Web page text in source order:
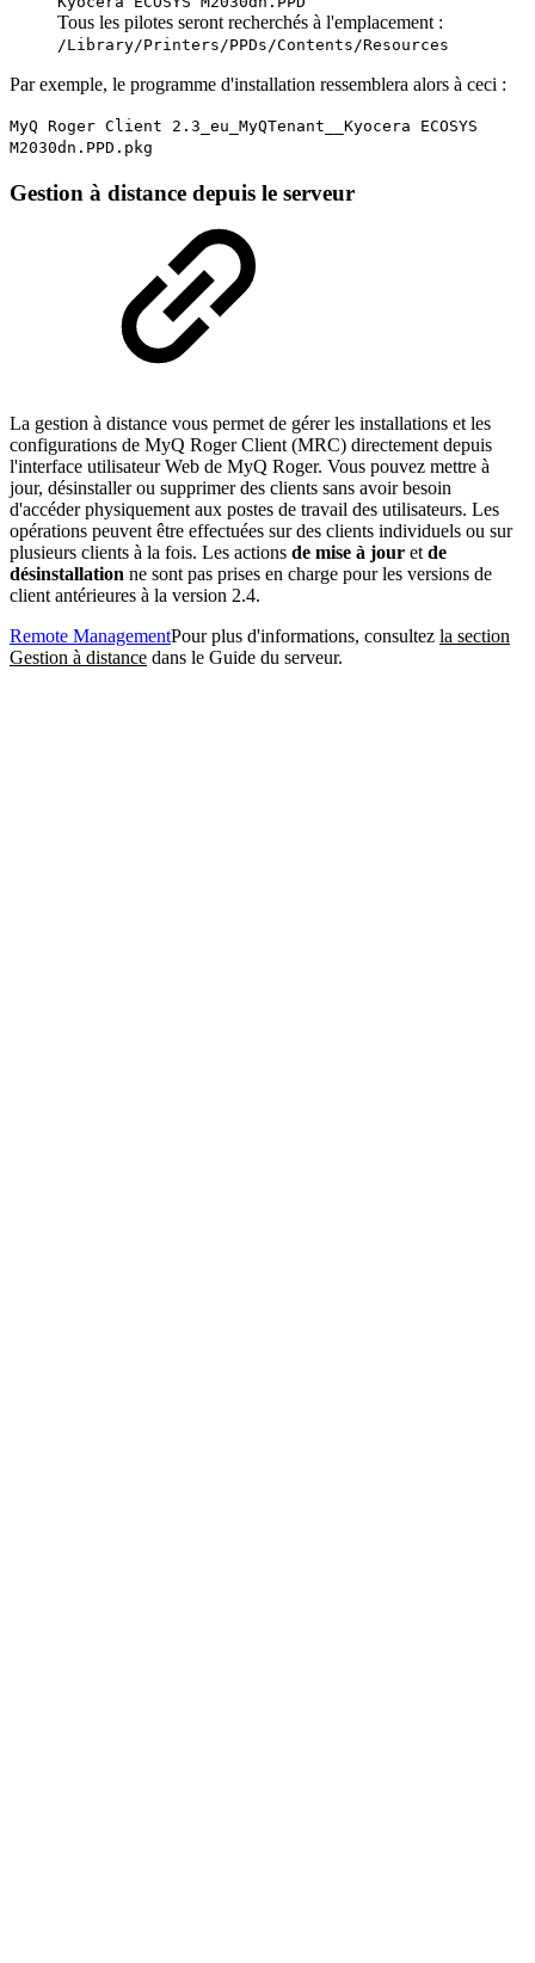
Tous les pilotes seront recherchés à l'emplacement :
/Library/Printers/PPDs/Contents/Resources
Par exemple, le programme d'installation ressemblera alors à ceci :
MyQ Roger Client 2.3_eu_MyQTenant__Kyocera ECOSYS
M2030dn.PPD.pkg
Gestion à distance depuis le serveur
La gestion à distance vous permet de gérer les installations et les
configurations de MyQ Roger Client (MRC) directement depuis
l'interface utilisateur Web de MyQ Roger. Vous pouvez mettre à
jour, désinstaller ou supprimer des clients sans avoir besoin
d'accéder physiquement aux postes de travail des utilisateurs. Les
opérations peuvent être effectuées sur des clients individuels ou sur
plusieurs clients à la fois. Les actions de mise à jour et de
désinstallation ne sont pas prises en charge pour les versions de
client antérieures à la version 2.4.
Remote ManagementPour plus d'informations, consultez la section
Gestion à distance dans le Guide du serveur.